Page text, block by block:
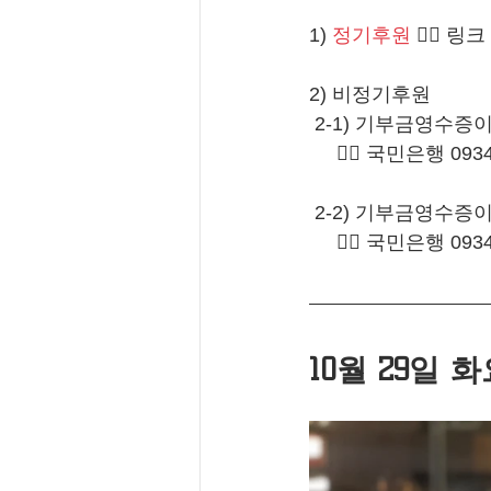
1) 정기후원 👈🏻 링
2) 비정기후원
2-1) 기부금영수증
👉🏻 국민은
2-2) 기부금영수증
👉🏻 국민은
10월 29일 화